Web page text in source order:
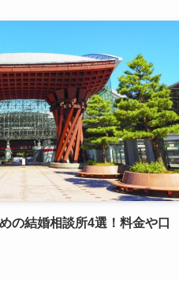
の結婚相談所4選！料金や口